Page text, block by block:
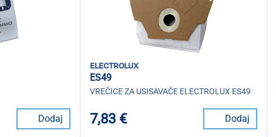
Dodaj
electrolux
ES49
VREČICE ZA USISAVAČE ELECTROLUX ES49
7,83 € Dodaj